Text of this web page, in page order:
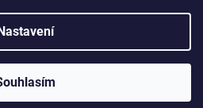
Shoptet
. Všechna práva vyhrazena.
cookies